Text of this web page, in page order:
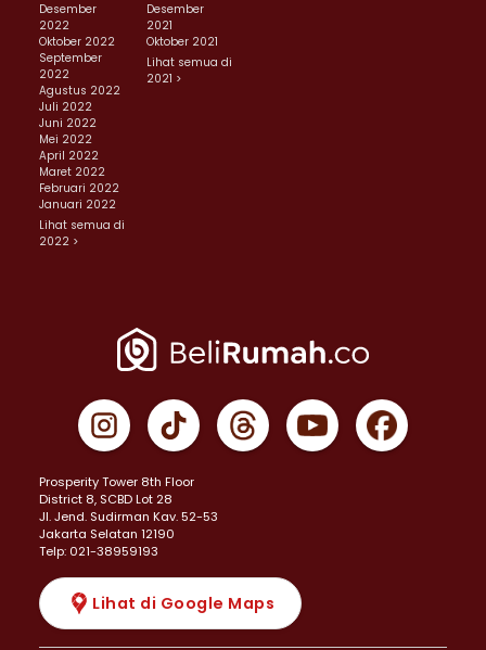
Desember
2022
Oktober 2022
September
2022
Agustus 2022
Juli 2022
Juni 2022
Mei 2022
April 2022
Maret 2022
Februari 2022
Januari 2022
Lihat semua di
2022 >
Desember
2021
Oktober 2021
Lihat semua di
2021 >
Prosperity Tower 8th Floor
District 8, SCBD Lot 28
JI. Jend. Sudirman Kav. 52-53
Jakarta Selatan 12190
Telp: 021-38959193
Lihat di Google Maps